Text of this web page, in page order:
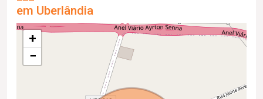
em Uberlândia
+
−